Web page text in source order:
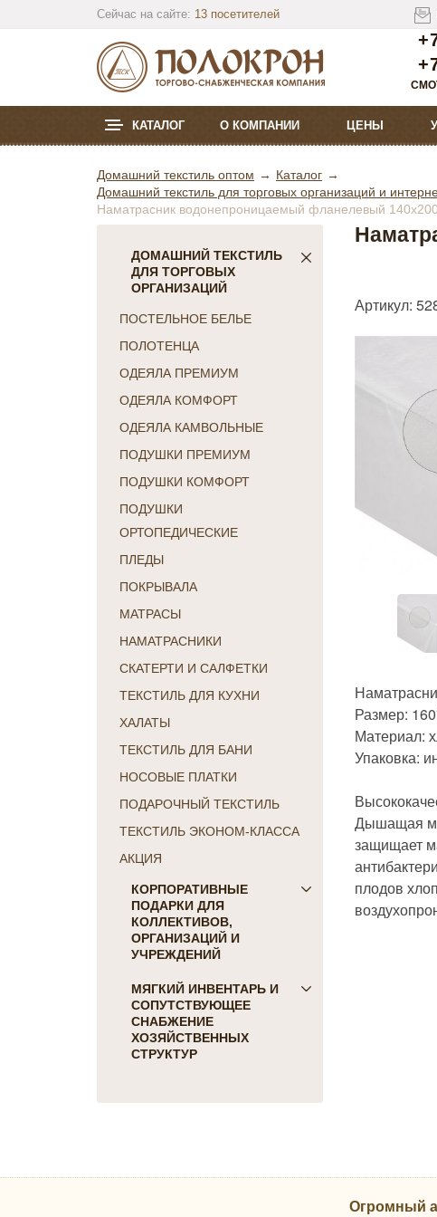
Сейчас на сайте: 13 посетителей
КАТАЛОГ О КОМПАНИИ ЦЕНЫ
Домашний текстиль оптом
Каталог
Домашний текстиль для торговых организаций и
Наматраcник водонепроницаемый фланелевый
ДОМАШНИЙ ТЕКСТИЛЬ
ДЛЯ ТОРГОВЫХ
ОРГАНИЗАЦИЙ
ПОСТЕЛЬНОЕ БЕЛЬЕ
ПОЛОТЕНЦА
ОДЕЯЛА ПРЕМИУМ
ОДЕЯЛА КОМФОРТ
ОДЕЯЛА КАМВОЛЬНЫЕ
ПОДУШКИ ПРЕМИУМ
ПОДУШКИ КОМФОРТ
ПОДУШКИ
ОРТОПЕДИЧЕСКИЕ
ПЛЕДЫ
ПОКРЫВАЛА
МАТРАСЫ
НАМАТРАСНИКИ
СКАТЕРТИ И САЛФЕТКИ
ТЕКСТИЛЬ ДЛЯ КУХНИ
ХАЛАТЫ
ТЕКСТИЛЬ ДЛЯ БАНИ
НОСОВЫЕ ПЛАТКИ
ПОДАРОЧНЫЙ ТЕКСТИЛЬ
ТЕКСТИЛЬ ЭКОНОМ-КЛАССА
АКЦИЯ
КОРПОРАТИВНЫЕ
ПОДАРКИ ДЛЯ
КОЛЛЕКТИВОВ,
ОРГАНИЗАЦИЙ И
УЧРЕЖДЕНИЙ
ПОДАРКИ ДЛЯ КОГО:
Женщинам
Коллегам
Мужчинам
День Победы
МЯГКИЙ ИНВЕНТАРЬ И
СОПУТСТВУЮЩЕЕ
СНАБЖЕНИЕ
ХОЗЯЙСТВЕННЫХ
СТРУКТУР
Артикул:
Размер:
Материал:
Упаковка:
Дышащая
защищает
плодов
Огромный